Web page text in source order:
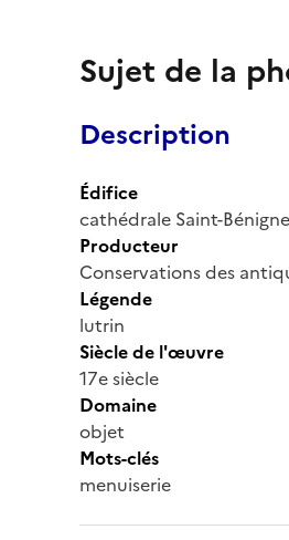
Sujet de la
Description
Édifice
cathédrale Saint-Bénigne
Producteur
Conservations des
Légende
lutrin
Siècle de l'œuvre
17e siècle
Domaine
objet
Mots-clés
menuiserie